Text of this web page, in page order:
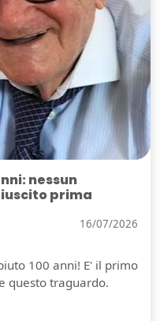
nessun
prima
16/07/2026
100 anni! E' il primo
questo traguardo.